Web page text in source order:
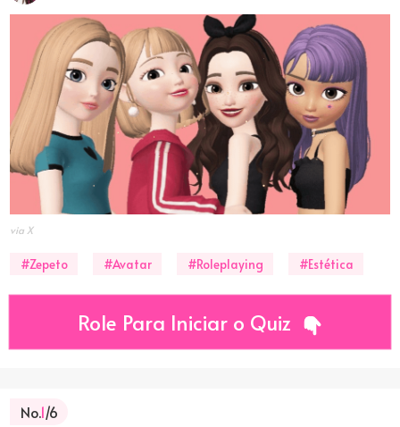
via X
#Zepeto #Avatar #Roleplaying #Estética
Role Para Iniciar o Quiz
No.1/6